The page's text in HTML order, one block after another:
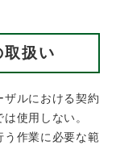
扱い
ルにおける契約
使用しない。
作業に必要な範